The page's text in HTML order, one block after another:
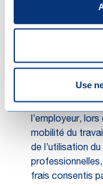
Use
En pratique,
inférieur à 3.000
mobilité de
cinquième de la
maximum
Par ailleurs, le
l’employeur,
mobilité du
de l’utilisation
frais consentis